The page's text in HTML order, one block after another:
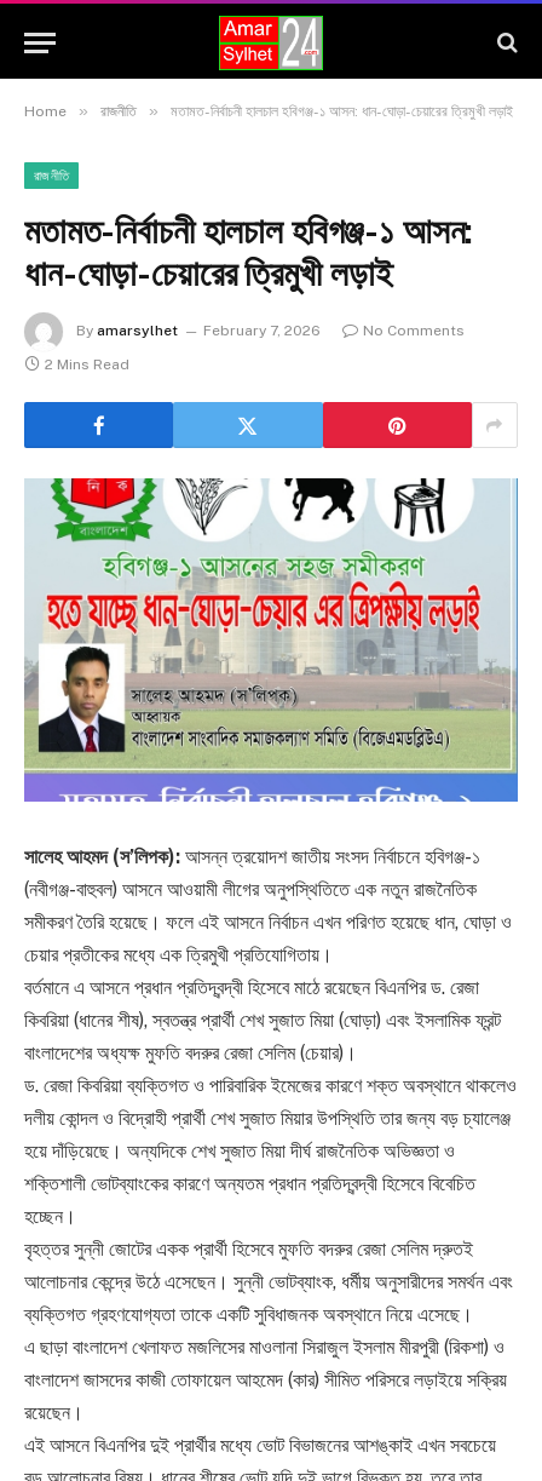
Home » রাজনীতি » মতামত-নির্বাচনী হালচাল হবিগঞ্জ-১ আসন: ধান-ঘোড়া-চেয়ারের ত্রিমুখী লড়াই
রাজনীতি
মতামত-নির্বাচনী হালচাল হবিগঞ্জ-১ আসন:
ধান-ঘোড়া-চেয়ারের ত্রিমুখী লড়াই
By amarsylhet February 7, 2026
No Comments
2 Mins Read
সালেহ আহমদ (স’লিপক): আসন্ন ত্রয়োদশ জাতীয় সংসদ নির্বাচনে হবিগঞ্জ-১
(নবীগঞ্জ-বাহুবল) আসনে আওয়ামী লীগের অনুপস্থিতিতে এক নতুন রাজনৈতিক
সমীকরণ তৈরি হয়েছে। ফলে এই আসনে নির্বাচন এখন পরিণত হয়েছে ধান, ঘোড়া ও
চেয়ার প্রতীকের মধ্যে এক ত্রিমুখী প্রতিযোগিতায়।
বর্তমানে এ আসনে প্রধান প্রতিদ্বন্দ্বী হিসেবে মাঠে রয়েছেন বিএনপির ড. রেজা
কিবরিয়া (ধানের শীষ), স্বতন্ত্র প্রার্থী শেখ সুজাত মিয়া (ঘোড়া) এবং ইসলামিক ফ্রন্ট
বাংলাদেশের অধ্যক্ষ মুফতি বদরুর রেজা সেলিম (চেয়ার)।
ড. রেজা কিবরিয়া ব্যক্তিগত ও পারিবারিক ইমেজের কারণে শক্ত অবস্থানে থাকলেও
দলীয় কোন্দল ও বিদ্রোহী প্রার্থী শেখ সুজাত মিয়ার উপস্থিতি তার জন্য বড় চ্যালেঞ্জ
হয়ে দাঁড়িয়েছে। অন্যদিকে শেখ সুজাত মিয়া দীর্ঘ রাজনৈতিক অভিজ্ঞতা ও
শক্তিশালী ভোটব্যাংকের কারণে অন্যতম প্রধান প্রতিদ্বন্দ্বী হিসেবে বিবেচিত
হচ্ছেন।
বৃহত্তর সুন্নী জোটের একক প্রার্থী হিসেবে মুফতি বদরুর রেজা সেলিম দ্রুতই
আলোচনার কেন্দ্রে উঠে এসেছেন। সুন্নী ভোটব্যাংক, ধর্মীয় অনুসারীদের সমর্থন এবং
ব্যক্তিগত গ্রহণযোগ্যতা তাকে একটি সুবিধাজনক অবস্থানে নিয়ে এসেছে।
এ ছাড়া বাংলাদেশ খেলাফত মজলিসের মাওলানা সিরাজুল ইসলাম মীরপুরী (রিকশা) ও
বাংলাদেশ জাসদের কাজী তোফায়েল আহমেদ (কার) সীমিত পরিসরে লড়াইয়ে সক্রিয়
রয়েছেন।
এই আসনে বিএনপির দুই প্রার্থীর মধ্যে ভোট বিভাজনের আশঙ্কাই এখন সবচেয়ে